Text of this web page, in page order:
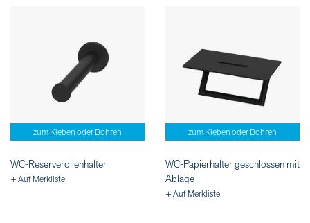
zum Kleben oder Bohren
WC-Reserverollenhalter
+ Auf Merkliste
zum Kleben oder Bohren
WC-Papierhalter geschlossen mit
Ablage
+ Auf Merkliste